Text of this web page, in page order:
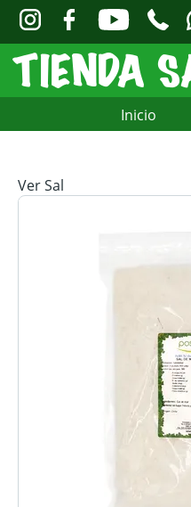
Inicio
Ver Sal